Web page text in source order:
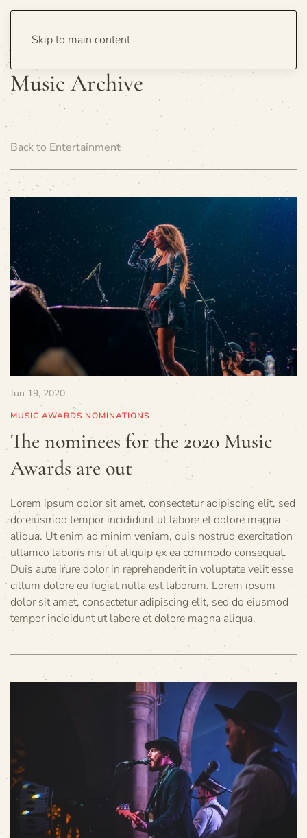
Skip to main content
Music Archive
Back to Entertainment
Jun 19, 2020
MUSIC AWARDS NOMINATIONS
The nominees for the 2020 Music
Awards are out
Lorem ipsum dolor sit amet, consectetur adipiscing elit, sed
do eiusmod tempor incididunt ut labore et dolore magna
aliqua. Ut enim ad minim veniam, quis nostrud exercitation
ullamco laboris nisi ut aliquip ex ea commodo consequat.
Duis aute irure dolor in reprehenderit in voluptate velit esse
cillum dolore eu fugiat nulla est laborum. Lorem ipsum
dolor sit amet, consectetur adipiscing elit, sed do eiusmod
tempor incididunt ut labore et dolore magna aliqua.